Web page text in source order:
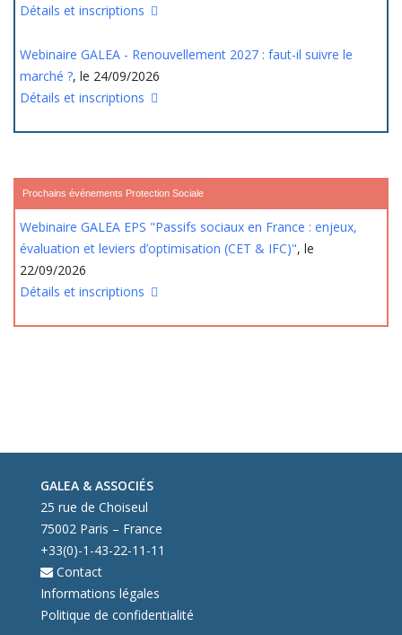
Détails et inscriptions
Webinaire GALEA - Renouvellement 2027 : faut-il suivre le
marché ?, le 24/09/2026
Détails et inscriptions
Prochains événements Protection Sociale
Webinaire GALEA EPS "Passifs sociaux en France : enjeux,
évaluation et leviers d’optimisation (CET & IFC)", le
22/09/2026
Détails et inscriptions
GALEA & ASSOCIÉS
25 rue de Choiseul
75002 Paris – France
+33(0)-1-43-22-11-11
Contact
Informations légales
Politique de confidentialité